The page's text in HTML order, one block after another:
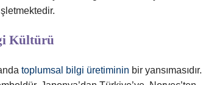
Kültürü
toplumsal bilgi üretiminin bir yansımasıdır.